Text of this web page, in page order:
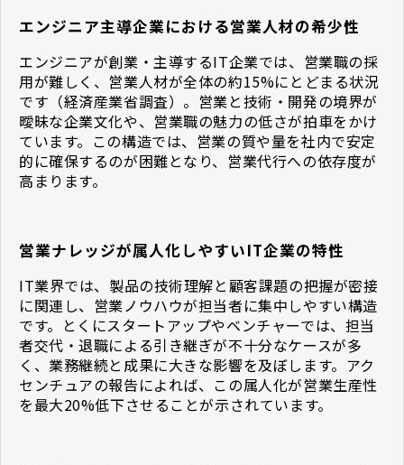
エンジニア主導企業における営業人材の希少性
エンジニアが創業・主導するIT企業では、営業職の採
用が難しく、営業人材が全体の約15%にとどまる状況
です（経済産業省調査）。営業と技術・開発の境界が
曖昧な企業文化や、営業職の魅力の低さが拍車をかけ
ています。この構造では、営業の質や量を社内で安定
的に確保するのが困難となり、営業代行への依存度が
高まります。
営業ナレッジが属人化しやすいIT企業の特性
IT業界では、製品の技術理解と顧客課題の把握が密接
に関連し、営業ノウハウが担当者に集中しやすい構造
です。とくにスタートアップやベンチャーでは、担当
者交代・退職による引き継ぎが不十分なケースが多
く、業務継続と成果に大きな影響を及ぼします。アク
センチュアの報告によれば、この属人化が営業生産性
を最大20%低下させることが示されています。